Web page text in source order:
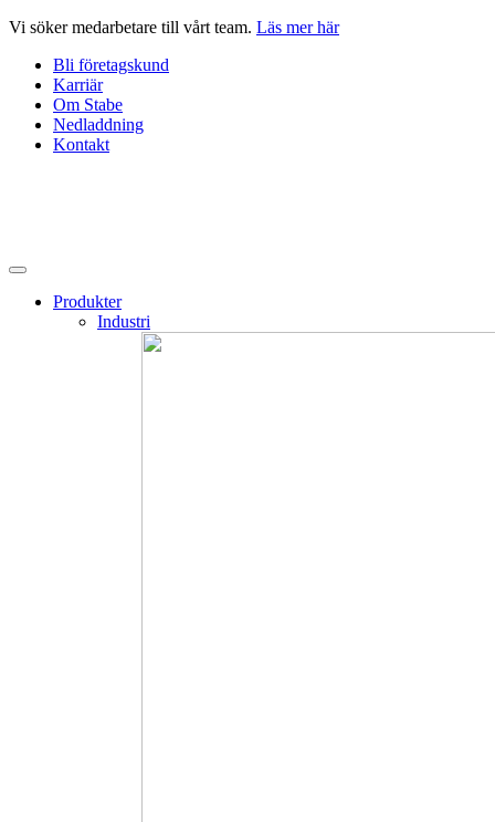
Hoppa
innehåll
Vi söker medarbetare till vårt team. Läs mer här
Bli företagskund
Karriär
Om Stabe
Nedladdning
Kontakt
Produkter
Industri